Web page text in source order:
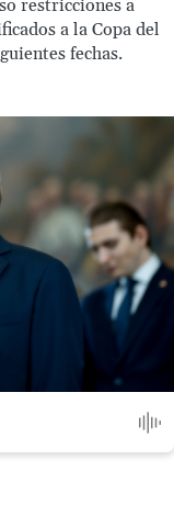
restricciones a
a la Copa del
fechas.